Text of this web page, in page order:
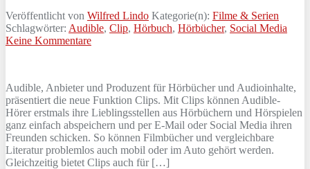
Veröffentlicht von Wilfred Lindo Kategorie(n): Filme & Serien
Schlagwörter: Audible, Clip, Hörbuch, Hörbücher, Social Media
Keine Kommentare
Audible, Anbieter und Produzent für Hörbücher und Audioinhalte,
präsentiert die neue Funktion Clips. Mit Clips können Audible-
Hörer erstmals ihre Lieblingsstellen aus Hörbüchern und Hörspielen
ganz einfach abspeichern und per E-Mail oder Social Media ihren
Freunden schicken. So können Filmbücher und vergleichbare
Literatur problemlos auch mobil oder im Auto gehört werden.
Gleichzeitig bietet Clips auch für […]